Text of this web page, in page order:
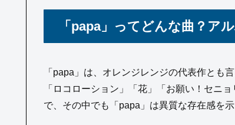
「papa」ってどんな曲？ア
「papa」は、オレンジレンジの代表作とも
「ロコローション」「花」「お願い！セニ
で、その中でも「papa」は異質な存在感を示